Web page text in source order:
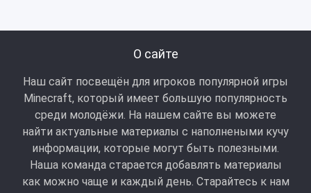
О сайте
Наш сайт посвещён для игроков популярной игры
Minecraft, который имеет большую популярность
среди молодёжи. На нашем сайте вы можете
найти актуальные материалы с наполнеными кучу
информации, которые могут быть полезными.
Наша команда старается добавлять материалы
как можно чаще и каждый день. Старайтесь к нам